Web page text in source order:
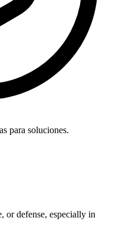
para soluciones.
or defense, especially in